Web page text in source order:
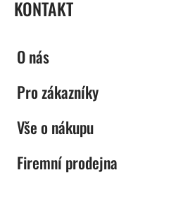
KONTAKT
O nás
Pro zákazníky
Vše o nákupu
Firemní prodejna